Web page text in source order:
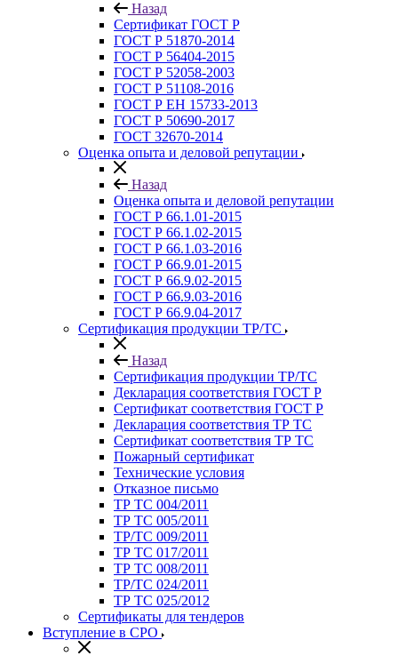
Назад
Сертификат ГОСТ Р
ГОСТ Р 51870-2014
ГОСТ Р 56404-2015
ГОСТ Р 52058-2003
ГОСТ Р 51108-2016
ГОСТ Р ЕН 15733-2013
ГОСТ Р 50690-2017
ГОСТ 32670-2014
Оценка опыта и деловой репутации
Назад
Оценка опыта и деловой репутации
ГОСТ Р 66.1.01-2015
ГОСТ Р 66.1.02-2015
ГОСТ Р 66.1.03-2016
ГОСТ Р 66.9.01-2015
ГОСТ Р 66.9.02-2015
ГОСТ Р 66.9.03-2016
ГОСТ Р 66.9.04-2017
Сертификация продукции ТР/ТС
Назад
Сертификация продукции ТР/ТС
Декларация соответствия ГОСТ Р
Сертификат соответствия ГОСТ Р
Декларация соответствия ТР ТС
Сертификат соответствия ТР ТС
Пожарный сертификат
Технические условия
Отказное письмо
ТР ТС 004/2011
ТР ТС 005/2011
ТР/ТС 009/2011
ТР ТС 017/2011
ТР ТС 008/2011
ТР/ТС 024/2011
ТР ТС 025/2012
Сертификаты для тендеров
Вступление в СРО